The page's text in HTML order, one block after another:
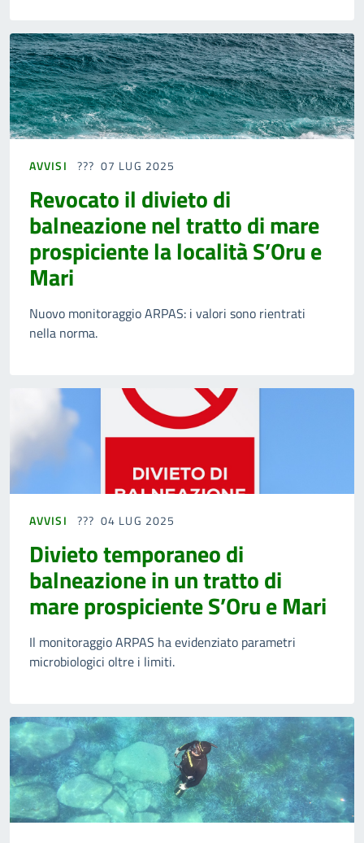
AVVISI 07 LUG 2025
Revocato il divieto di
balneazione nel tratto di mare
prospiciente la località S’Oru e
Mari
Nuovo monitoraggio ARPAS: i valori sono rientrati
nella norma.
AVVISI 04 LUG 2025
Divieto temporaneo di
balneazione in un tratto di
mare prospiciente S’Oru e Mari
Il monitoraggio ARPAS ha evidenziato parametri
microbiologici oltre i limiti.